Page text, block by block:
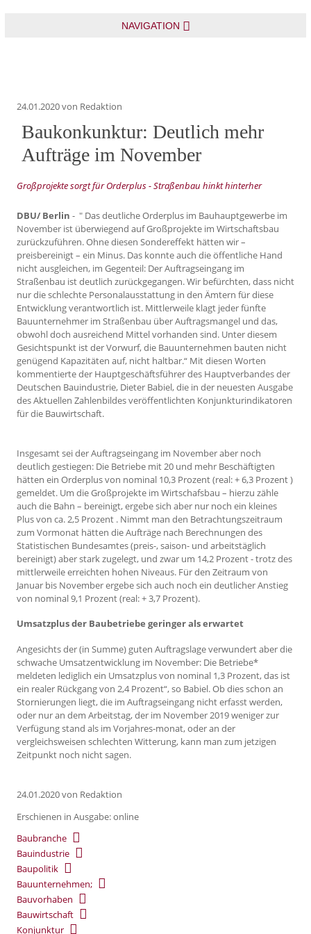
NAVIGATION
24.01.2020von Redaktion
Baukonkunktur: Deutlich mehr
Aufträge im November
Großprojekte sorgt für Orderplus - Straßenbau hinkt hinterher
DBU/ Berlin - " Das deutliche Orderplus im Bauhauptgewerbe im
November ist überwiegend auf Großprojekte im Wirtschaftsbau
zurückzuführen. Ohne diesen Sondereffekt hätten wir –
preisbereinigt – ein Minus. Das konnte auch die öffentliche Hand
nicht ausgleichen, im Gegenteil: Der Auftragseingang im
Straßenbau ist deutlich zurückgegangen. Wir befürchten, dass nicht
nur die schlechte Personalausstattung in den Ämtern für diese
Entwicklung verantwortlich ist. Mittlerweile klagt jeder fünfte
Bauunternehmer im Straßenbau über Auftragsmangel und das,
obwohl doch ausreichend Mittel vorhanden sind. Unter diesem
Gesichtspunkt ist der Vorwurf, die Bauunternehmen bauten nicht
genügend Kapazitäten auf, nicht haltbar.“ Mit diesen Worten
kommentierte der Hauptgeschäftsführer des Hauptverbandes der
Deutschen Bauindustrie, Dieter Babiel, die in der neuesten Ausgabe
des Aktuellen Zahlenbildes veröffentlichten Konjunkturindikatoren
für die Bauwirtschaft.
Insgesamt sei der Auftragseingang im November aber noch
deutlich gestiegen: Die Betriebe mit 20 und mehr Beschäftigten
hätten ein Orderplus von nominal 10,3 Prozent (real: + 6,3 Prozent )
gemeldet. Um die Großprojekte im Wirtschafsbau – hierzu zähle
auch die Bahn – bereinigt, ergebe sich aber nur noch ein kleines
Plus von ca. 2,5 Prozent . Nimmt man den Betrachtungszeitraum
zum Vormonat hätten die Aufträge nach Berechnungen des
Statistischen Bundesamtes (preis-, saison- und arbeitstäglich
bereinigt) aber stark zugelegt, und zwar um 14,2 Prozent - trotz des
mittlerweile erreichten hohen Niveaus. Für den Zeitraum von
Januar bis November ergebe sich auch noch ein deutlicher Anstieg
von nominal 9,1 Prozent (real: + 3,7 Prozent).
Umsatzplus der Baubetriebe geringer als erwartet
Angesichts der (in Summe) guten Auftragslage verwundert aber die
schwache Umsatzentwicklung im November: Die Betriebe*
meldeten lediglich ein Umsatzplus von nominal 1,3 Prozent, das ist
ein realer Rückgang von 2,4 Prozent“, so Babiel. Ob dies schon an
Stornierungen liegt, die im Auftragseingang nicht erfasst werden,
oder nur an dem Arbeitstag, der im November 2019 weniger zur
Verfügung stand als im Vorjahres-monat, oder an der
vergleichsweisen schlechten Witterung, kann man zum jetzigen
Zeitpunkt noch nicht sagen.
24.01.2020von Redaktion
Erschienen in Ausgabe: online
Baubranche
Bauindustrie
Baupolitik
Bauunternehmen;
Bauvorhaben
Bauwirtschaft
Konjunktur